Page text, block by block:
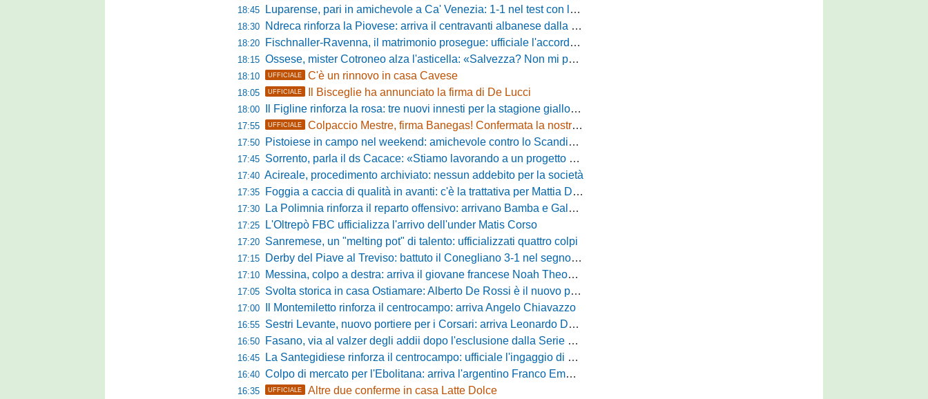
18:45 Luparense, pari in amichevole a Ca' Venezia: 1-1 nel test con la Primavera lagunare
18:30 Ndreca rinforza la Piovese: arriva il centravanti albanese dalla serie D
18:20 Fischnaller-Ravenna, il matrimonio prosegue: ufficiale l'accordo quinquennale per l'attacco
18:15 Ossese, mister Cotroneo alza l'asticella: «Salvezza? Non mi pongo limiti, voglio vincere più partite possibile»
18:10 UFFICIALE C'è un rinnovo in casa Cavese
18:05 UFFICIALE Il Bisceglie ha annunciato la firma di De Lucci
18:00 Il Figline rinforza la rosa: tre nuovi innesti per la stagione gialloblù
17:55 UFFICIALE Colpaccio Mestre, firma Banegas! Confermata la nostra anteprima
17:50 Pistoiese in campo nel weekend: amichevole contro lo Scandicci allo stadio Strulli di Monsummano
17:45 Sorrento, parla il ds Cacace: «Stiamo lavorando a un progetto ambizioso»
17:40 Acireale, procedimento archiviato: nessun addebito per la società
17:35 Foggia a caccia di qualità in avanti: c'è la trattativa per Mattia Della Morte
17:30 La Polimnia rinforza il reparto offensivo: arrivano Bamba e Galeota
17:25 L'Oltrepò FBC ufficializza l'arrivo dell'under Matis Corso
17:20 Sanremese, un "melting pot" di talento: ufficializzati quattro colpi
17:15 Derby del Piave al Treviso: battuto il Conegliano 3-1 nel segno di Gerbi e Vita
17:10 Messina, colpo a destra: arriva il giovane francese Noah Theodore
17:05 Svolta storica in casa Ostiamare: Alberto De Rossi è il nuovo presidente biancoviola
17:00 Il Montemiletto rinforza il centrocampo: arriva Angelo Chiavazzo
16:55 Sestri Levante, nuovo portiere per i Corsari: arriva Leonardo De Franceschi
16:50 Fasano, via al valzer degli addii dopo l'esclusione dalla Serie D: Salzano verso una big campana
16:45 La Santegidiese rinforza il centrocampo: ufficiale l'ingaggio di Luca Scimia
16:40 Colpo di mercato per l'Ebolitana: arriva l'argentino Franco Emmanuel Boló
16:35 UFFICIALE Altre due conferme in casa Latte Dolce